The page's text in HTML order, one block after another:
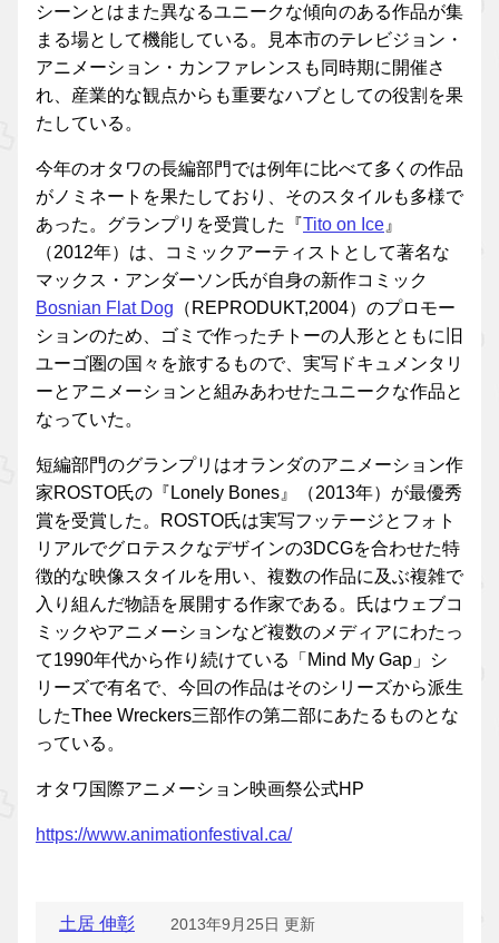
シーンとはまた異なるユニークな傾向のある作品が集
まる場として機能している。見本市のテレビジョン・
アニメーション・カンファレンスも同時期に開催さ
れ、産業的な観点からも重要なハブとしての役割を果
たしている。
今年のオタワの長編部門では例年に比べて多くの作品
がノミネートを果たしており、そのスタイルも多様で
あった。グランプリを受賞した『Tito on Ice 』
（2012年）は、コミックアーティストとして著名な
マックス・アンダーソン氏が自身の新作コミック
Bosnian Flat Dog （REPRODUKT,2004）のプロモー
ションのため、ゴミで作ったチトーの人形とともに旧
ユーゴ圏の国々を旅するもので、実写ドキュメンタリ
ーとアニメーションと組みあわせたユニークな作品と
なっていた。
短編部門のグランプリはオランダのアニメーション作
家ROSTO氏の『Lonely Bones』（2013年）が最優秀
賞を受賞した。ROSTO氏は実写フッテージとフォト
リアルでグロテスクなデザインの3DCGを合わせた特
徴的な映像スタイルを用い、複数の作品に及ぶ複雑で
入り組んだ物語を展開する作家である。氏はウェブコ
ミックやアニメーションなど複数のメディアにわたっ
て1990年代から作り続けている「Mind My Gap」シ
リーズで有名で、今回の作品はそのシリーズから派生
したThee Wreckers三部作の第二部にあたるものとな
っている。
オタワ国際アニメーション映画祭公式HP
https://www.animationfestival.ca/
土居 伸彰 2013年9月25日 更新